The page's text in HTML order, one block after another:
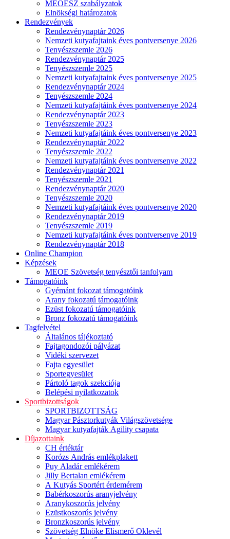
MEOESZ szabályzatok
Elnökségi határozatok
Rendezvények
Rendezvénynaptár 2026
Nemzeti kutyafajtaink éves pontversenye 2026
Tenyészszemle 2026
Rendezvénynaptár 2025
Tenyészszemle 2025
Nemzeti kutyafajtaink éves pontversenye 2025
Rendezvénynaptár 2024
Tenyészszemle 2024
Nemzeti kutyafajtáink éves pontversenye 2024
Rendezvénynaptár 2023
Tenyészszemle 2023
Nemzeti kutyafajtáink éves pontversenye 2023
Rendezvénynaptár 2022
Tenyészszemle 2022
Nemzeti kutyafajtáink éves pontversenye 2022
Rendezvénynaptár 2021
Tenyészszemle 2021
Rendezvénynaptár 2020
Tenyészszemle 2020
Nemzeti kutyafajtáink éves pontversenye 2020
Rendezvénynaptár 2019
Tenyészszemle 2019
Nemzeti kutyafajtáink éves pontversenye 2019
Rendezvénynaptár 2018
Online Champion
Képzések
MEOE Szövetség tenyésztői tanfolyam
Támogatóink
Gyémánt fokozat támogatóink
Arany fokozatú támogatóink
Ezüst fokozatú támogatóink
Bronz fokozatú támogatóink
Tagfelvétel
Általános tájékoztató
Fajtagondozói pályázat
Vidéki szervezet
Fajta egyesület
Sportegyesület
Pártoló tagok szekciója
Belépési nyilatkozatok
Sportbizottságok
SPORTBIZOTTSÁG
Magyar Pásztorkutyák Világszövetsége
Magyar kutyafajták Agility csapata
Díjazottaink
CH értéktár
Korózs András emlékplakett
Puy Aladár emlékérem
Jilly Bertalan emlékérem
A Kutyás Sportért érdemérem
Babérkoszorús aranyjelvény
Aranykoszorús jelvény
Ezüstkoszorús jelvény
Bronzkoszorús jelvény
Szövetség Elnöke Elismerő Oklevél